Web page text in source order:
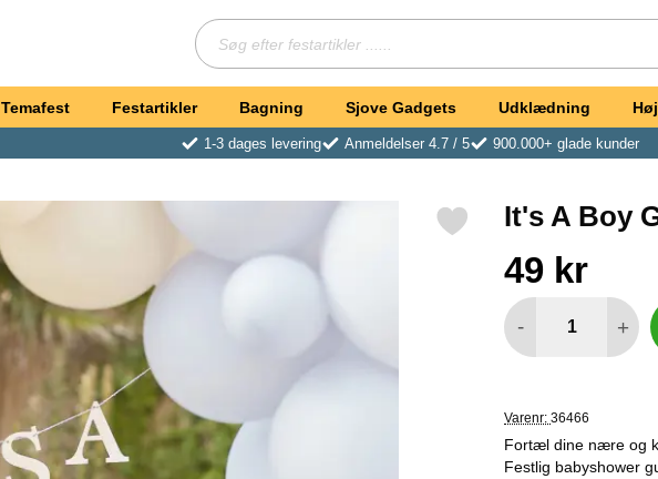
Søg
Temafest Festartikler Bagning Sjove Gadgets Udklædning
1-3 dages levering Anmeldelser 4.7 / 5
900.000+ glade kunder
Markér it's A Boy Guirlande Hello Baby som favorit
It's A Boy
pris
49 kr
- +
Varenr: 36466
Fortæl dine nære og
Festlig babyshower